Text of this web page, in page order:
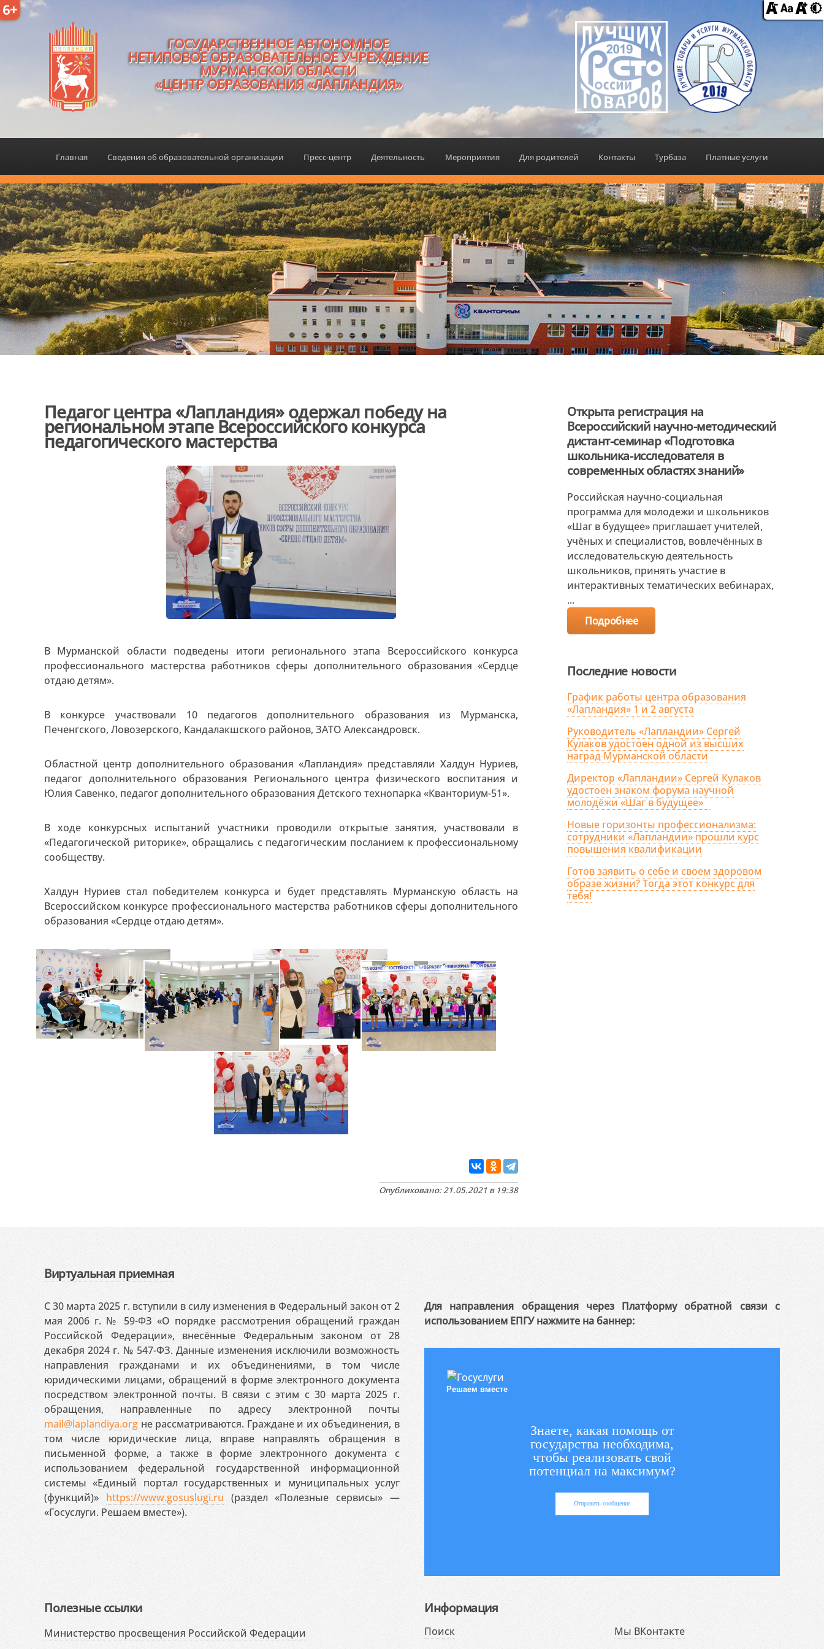
6+
ГОСУДАРСТВЕННОЕ АВТОНОМНОЕ
НЕТИПОВОЕ ОБРАЗОВАТЕЛЬНОЕ УЧРЕЖДЕНИЕ
МУРМАНСКОЙ ОБЛАСТИ
«ЦЕНТР ОБРАЗОВАНИЯ «ЛАПЛАНДИЯ»
Главная Сведения об образовательной организации Пресс-центр Деятельность Мероприятия Для родителей Контакты Турбаза Платные услуги
Педагог центра «Лапландия» одержал победу на
региональном этапе Всероссийского конкурса
педагогического мастерства
В Мурманской области подведены итоги регионального этапа Всероссийского конкурса
профессионального мастерства работников сферы дополнительного образования «Сердце
отдаю детям».
В конкурсе участвовали 10 педагогов дополнительного образования из Мурманска,
Печенгского, Ловозерского, Кандалакшского районов, ЗАТО Александровск.
Областной центр дополнительного образования «Лапландия» представляли Халдун Нуриев,
педагог дополнительного образования Регионального центра физического воспитания и
Юлия Савенко, педагог дополнительного образования Детского технопарка «Кванториум-51».
В ходе конкурсных испытаний участники проводили открытые занятия, участвовали в
«Педагогической риторике», обращались с педагогическим посланием к профессиональному
сообществу.
Халдун Нуриев стал победителем конкурса и будет представлять Мурманскую область на
Всероссийском конкурсе профессионального мастерства работников сферы дополнительного
образования «Сердце отдаю детям».
Опубликовано: 21.05.2021 в 19:38
Открыта регистрация на
Всероссийский научно-методический
дистант-семинар «Подготовка
школьника-исследователя в
современных областях знаний»
Российская научно-социальная
программа для молодежи и школьников
«Шаг в будущее» приглашает учителей,
учёных и специалистов, вовлечённых в
исследовательскую деятельность
школьников, принять участие в
интерактивных тематических вебинарах,
...
Подробнее
Последние новости
График работы центра образования
«Лапландия» 1 и 2 августа
Руководитель «Лапландии» Сергей
Кулаков удостоен одной из высших
наград Мурманской области
Директор «Лапландии» Сергей Кулаков
удостоен знаком форума научной
молодёжи «Шаг в будущее»
Новые горизонты профессионализма:
сотрудники «Лапландии» прошли курс
повышения квалификации
Готов заявить о себе и своем здоровом
образе жизни? Тогда этот конкурс для
тебя!
Виртуальная приемная
С 30 марта 2025 г. вступили в силу изменения в Федеральный закон от 2
мая 2006 г. № 59-ФЗ «О порядке рассмотрения обращений граждан
Российской Федерации», внесённые Федеральным законом от 28
декабря 2024 г. № 547-ФЗ. Данные изменения исключили возможность
направления гражданами и их объединениями, в том числе
юридическими лицами, обращений в форме электронного документа
посредством электронной почты. В связи с этим с 30 марта 2025 г.
обращения, направленные по адресу электронной почты
mail@laplandiya.org не рассматриваются. Граждане и их объединения, в
том числе юридические лица, вправе направлять обращения в
письменной форме, а также в форме электронного документа с
использованием федеральной государственной информационной
системы «Единый портал государственных и муниципальных услуг
(функций)» https://www.gosuslugi.ru (раздел «Полезные сервисы» —
«Госуслуги. Решаем вместе»).
Для направления обращения через Платформу обратной связи с
использованием ЕПГУ нажмите на баннер:
Решаем вместе
Знаете, какая помощь от
государства необходима,
чтобы реализовать свой
потенциал на максимум?
Отправить сообщение
Полезные ссылки
Министерство просвещения Российской Федерации
Информация
Поиск
Мы ВКонтакте